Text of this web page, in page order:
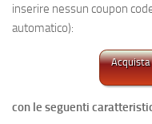
inserire nessun coupon
automatico):
con le seguenti